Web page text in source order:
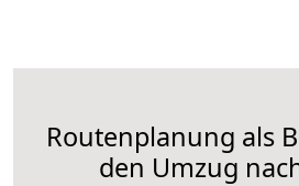
Routenplanung als
den Umzug